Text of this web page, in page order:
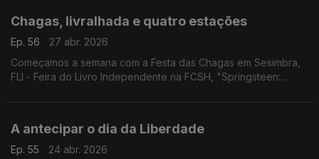
Chagas, livralhada e quatro estações
Ep. 56
27 abr. 2026
Começamos a semana com a Festa das Chagas em Sesimbra,
FLI - Feira do Livro Independente na FCSH, "Springsteen:
A antecipar o dia da Liberdade
Ep. 55
24 abr. 2026